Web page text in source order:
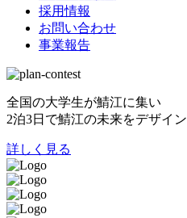
採用情報
お問い合わせ
事業報告
全国の大学生が鯖江に集い
2泊3日で鯖江の未来をデザイン
詳しく見る